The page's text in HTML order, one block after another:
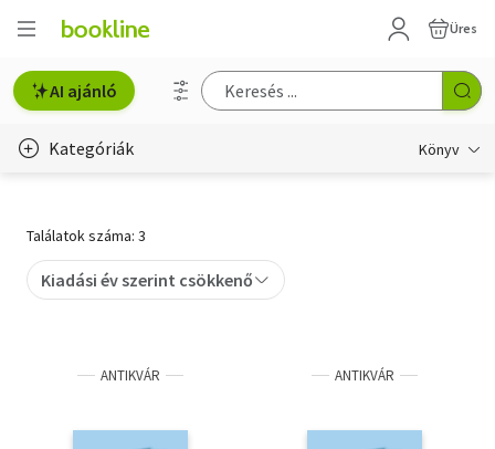
Üres
AI ajánló
Kategóriák Könyv
Gyermek- és ifjúsági
Találatok száma: 3
Kiadási év szerint csökkenő
ANTIKVÁR ANTIKVÁR